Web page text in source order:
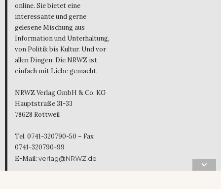
online. Sie bietet eine
interessante und gerne
gelesene Mischung aus
Information und Unterhaltung,
von Politik bis Kultur. Und vor
allen Dingen: Die NRWZ ist
einfach mit Liebe gemacht.
NRWZ Verlag GmbH & Co. KG
Hauptstraße 31-33
78628 Rottweil
Tel. 0741-320790-50 – Fax
0741-320790-99
E-Mail: verlag@NRWZ.de